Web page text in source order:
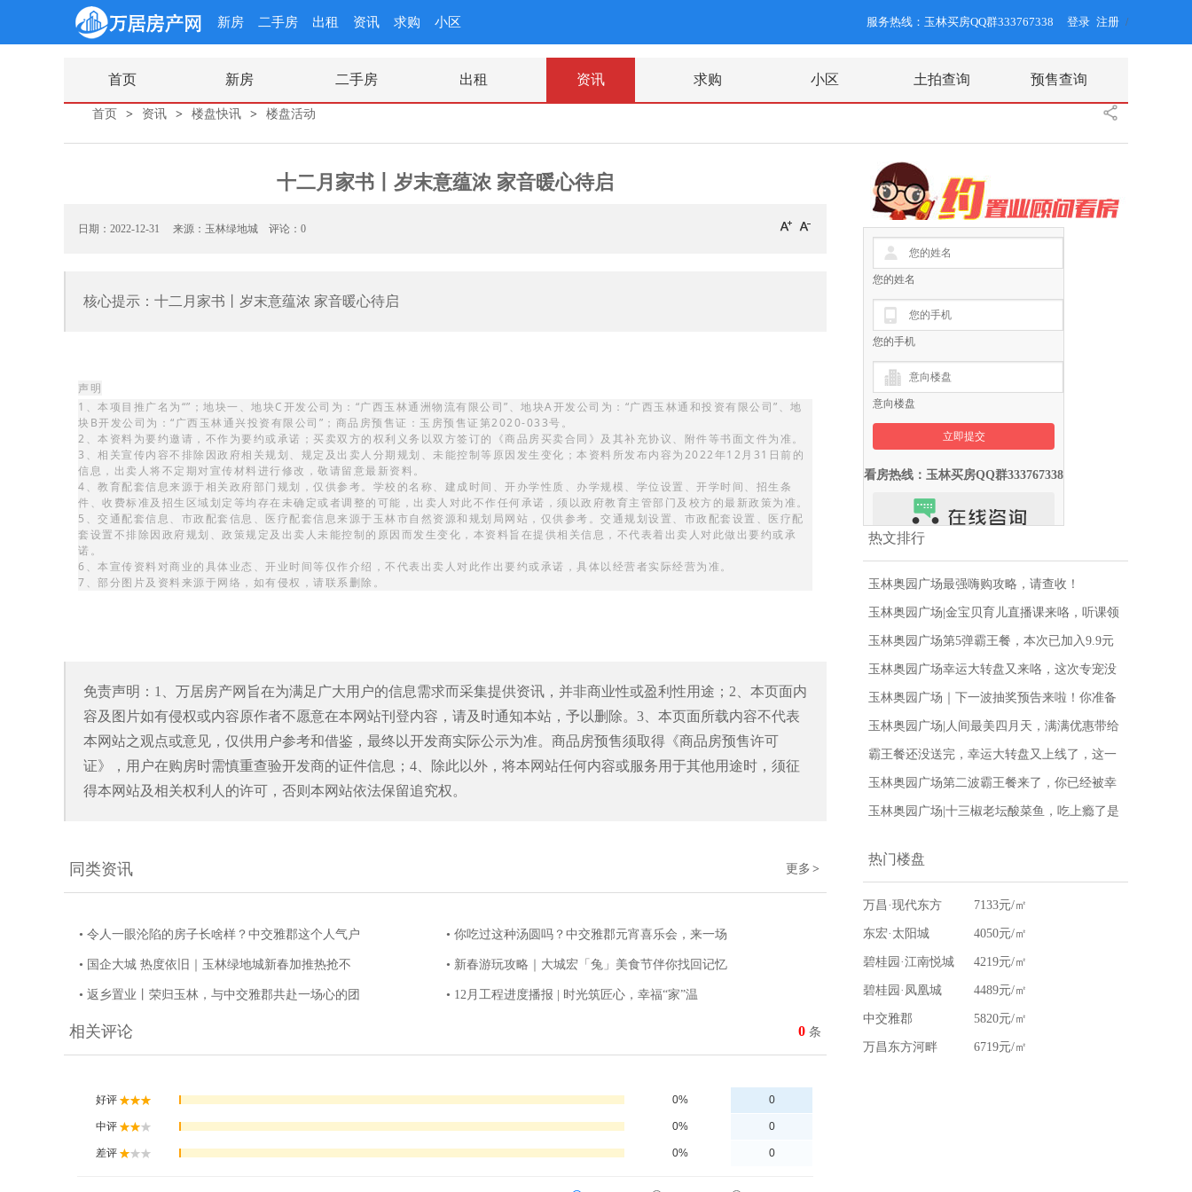
新房 二手房 出租 资讯 求购 小区 服务热线：玉林买房QQ群333767338 登录 /
注册
首页 新房 二手房 出租 资讯 求购 小区 土拍查询 预售查询
首页 > 资讯 > 楼盘快讯 > 楼盘活动
十二月家书丨岁末意蕴浓 家音暖心待启
日期：2022-12-31 来源：玉林绿地城 评论：0
核心提示：十二月家书丨岁末意蕴浓 家音暖心待启
声 明
1、本项目推广名为“”；地块一、地块C开发公司为：“广西玉林通洲物流有限公司”、地块A开发公司为：“广西玉林通和投资有限公司”、地
块B开发公司为：“广西玉林通兴投资有限公司”；商品房预售证：玉房预售证第2020-033号。
2、本资料为要约邀请，不作为要约或承诺；买卖双方的权利义务以双方签订的《商品房买卖合同》及其补充协议、附件等书面文件为准。
3、相关宣传内容不排除因政府相关规划、规定及出卖人分期规划、未能控制等原因发生变化；本资料所发布内容为2022年12月31日前的
信息，出卖人将不定期对宣传材料进行修改，敬请留意最新资料。
4、教育配套信息来源于相关政府部门规划，仅供参考。学校的名称、建成时间、开办学性质、办学规模、学位设置、开学时间、招生条
件、收费标准及招生区域划定等均存在未确定或者调整的可能，出卖人对此不作任何承诺，须以政府教育主管部门及校方的最新政策为准。
5、交通配套信息、市政配套信息、医疗配套信息来源于玉林市自然资源和规划局网站，仅供参考。交通规划设置、市政配套设置、医疗配
套设置不排除因政府规划、政策规定及出卖人未能控制的原因而发生变化，本资料旨在提供相关信息，不代表着出卖人对此做出要约或承
诺。
6、本宣传资料对商业的具体业态、开业时间等仅作介绍，不代表出卖人对此作出要约或承诺，具体以经营者实际经营为准。
7、部分图片及资料来源于网络，如有侵权，请联系删除。
免责声明：1、万居房产网旨在为满足广大用户的信息需求而采集提供资讯，并非商业性或盈利性用途；2、本页面内
容及图片如有侵权或内容原作者不愿意在本网站刊登内容，请及时通知本站，予以删除。3、本页面所载内容不代表
本网站之观点或意见，仅供用户参考和借鉴，最终以开发商实际公示为准。商品房预售须取得《商品房预售许可
证》，用户在购房时需慎重查验开发商的证件信息；4、除此以外，将本网站任何内容或服务用于其他用途时，须征
得本网站及相关权利人的许可，否则本网站依法保留追究权。
更多 >
同类资讯
• 令人一眼沦陷的房子长啥样？中交雅郡这个人气户 • 你吃过这种汤圆吗？中交雅郡元宵喜乐会，来一场
• 国企大城 热度依旧｜玉林绿地城新春加推热抢不 • 新春游玩攻略｜大城宏「兔」美食节伴你找回记忆
• 返乡置业丨荣归玉林，与中交雅郡共赴一场心的团 • 12月工程进度播报 | 时光筑匠心，幸福“家”温
0 条
相关评论
您的姓名
您的手机
意向楼盘
看房热线：玉林买房QQ群333767338
热文排行
玉林奥园广场最强嗨购攻略，请查收！
玉林奥园广场|金宝贝育儿直播课来咯，听课领
好礼，快来学习吧！
玉林奥园广场第5弹霸王餐，本次已加入9.9元
豪华牛排啦！
玉林奥园广场幸运大转盘又来咯，这次专宠没
中奖的，赶紧抽！！
玉林奥园广场｜下一波抽奖预告来啦！你准备
好了吗？
玉林奥园广场|人间最美四月天，满满优惠带给
你！
霸王餐还没送完，幸运大转盘又上线了，这一
次人人有份！
玉林奥园广场第二波霸王餐来了，你已经被幸
运女神盯上了，赶紧再抽一次！
玉林奥园广场|十三椒老坛酸菜鱼，吃上瘾了是
热门楼盘
万昌·现代东方 7133元/㎡
东宏·太阳城 4050元/㎡
碧桂园·江南悦城 4219元/㎡
碧桂园·凤凰城 4489元/㎡
中交雅郡 5820元/㎡
万昌东方河畔 6719元/㎡